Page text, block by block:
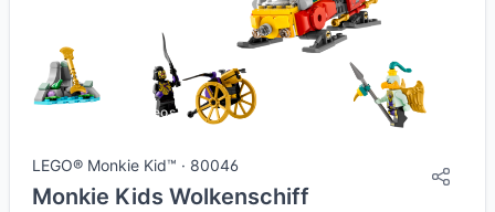
9 Bilder + 1 Videos
LEGO® Monkie Kid™ · 80046
Monkie Kids Wolkenschiff